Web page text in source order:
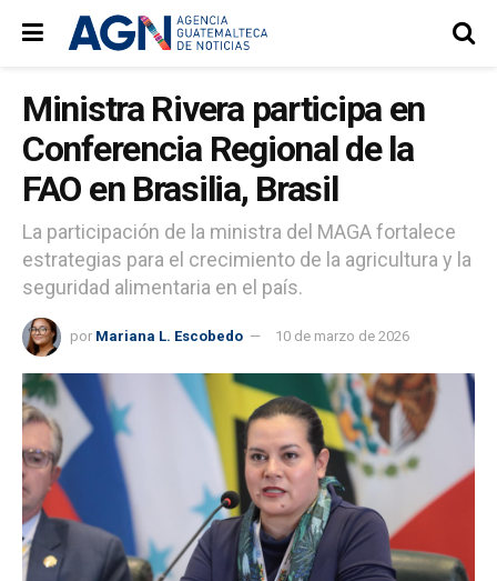
Ministra Rivera participa en
Conferencia Regional de la
FAO en Brasilia, Brasil
La participación de la ministra del MAGA fortalece
estrategias para el crecimiento de la agricultura y la
seguridad alimentaria en el país.
por Mariana L. Escobedo 10 de marzo de 2026